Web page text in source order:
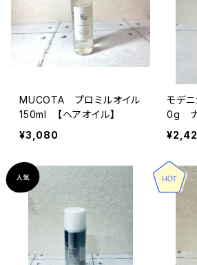
MUCOTA プロミルオイル
150ml 【ヘアオイル】
¥3,080
モデ
0g ナ